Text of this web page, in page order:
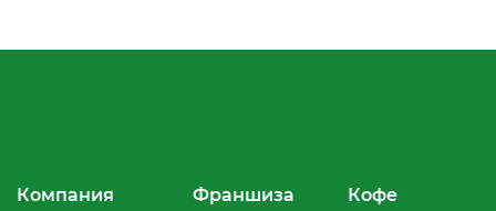
Компания Кофе
Франшиза